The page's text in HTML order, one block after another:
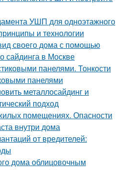
УШП для одноэтажного
и технологии
своего дома с помощью
сайдинга в Москве
панелями. Тонкости
панелями
металлосайдинг и
подход
помещениях. Опасности
внутри дома
от вредителей:
дома облицовочным